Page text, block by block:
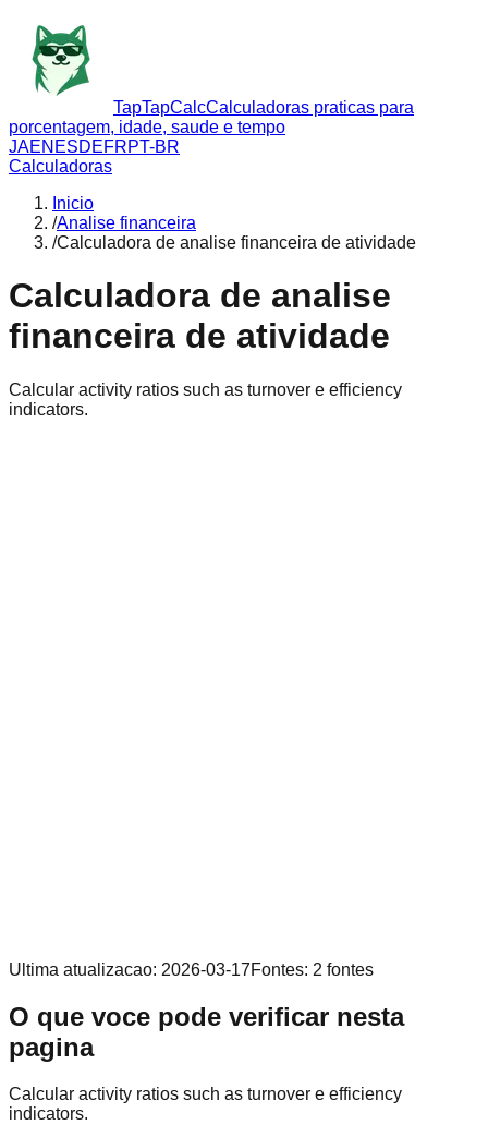
TapTapCalcCalculadoras praticas para
porcentagem, idade, saude e tempo
JAEN ESDEFRPT-BR
Calculadoras
Inicio
/Analise financeira
/Calculadora de analise financeira de atividade
Calculadora de analise
financeira de atividade
Calcular activity ratios such as turnover e efficiency
indicators.
Ultima atualizacao: 2026-03-17Fontes: 2 fontes
O que voce pode verificar nesta
pagina
Calcular activity ratios such as turnover e efficiency
indicators.